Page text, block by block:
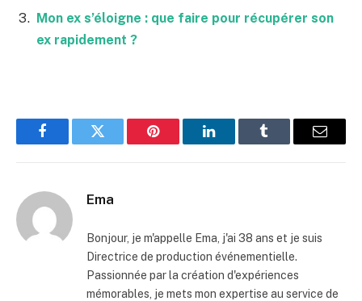
Mon ex s’éloigne : que faire pour récupérer son
ex rapidement ?
FacebookTwitter Pinterest LinkedInTumblr Email
Ema
Bonjour, je m'appelle Ema, j'ai 38 ans et je suis
Directrice de production événementielle.
Passionnée par la création d'expériences
mémorables, je mets mon expertise au service de